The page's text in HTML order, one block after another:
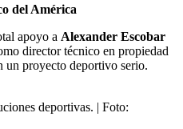
del América
apoyo a Alexander Escobar
director técnico en propiedad
un proyecto deportivo serio.
deportivas. | Foto: